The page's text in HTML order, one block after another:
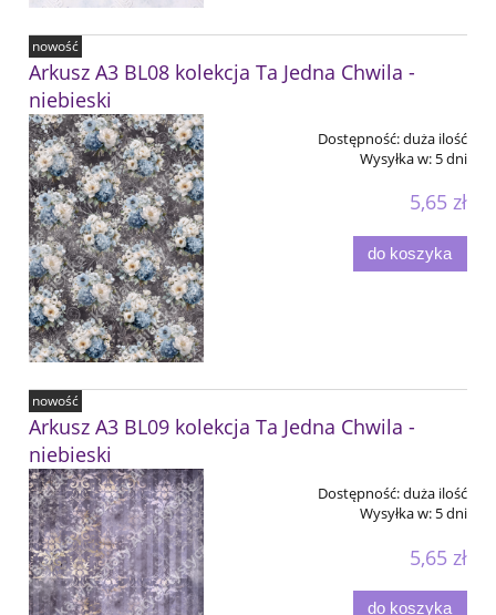
Arkusz A3 BL08 kolekcja Ta Jedna Chwila -
niebieski
Dostępność:duża ilość
Wysyłka w: 5 dni
5,65 zł
do koszyka
nowość
Arkusz A3 BL09 kolekcja Ta Jedna Chwila -
niebieski
Dostępność:duża ilość
Wysyłka w: 5 dni
5,65 zł
do koszyka
nowość